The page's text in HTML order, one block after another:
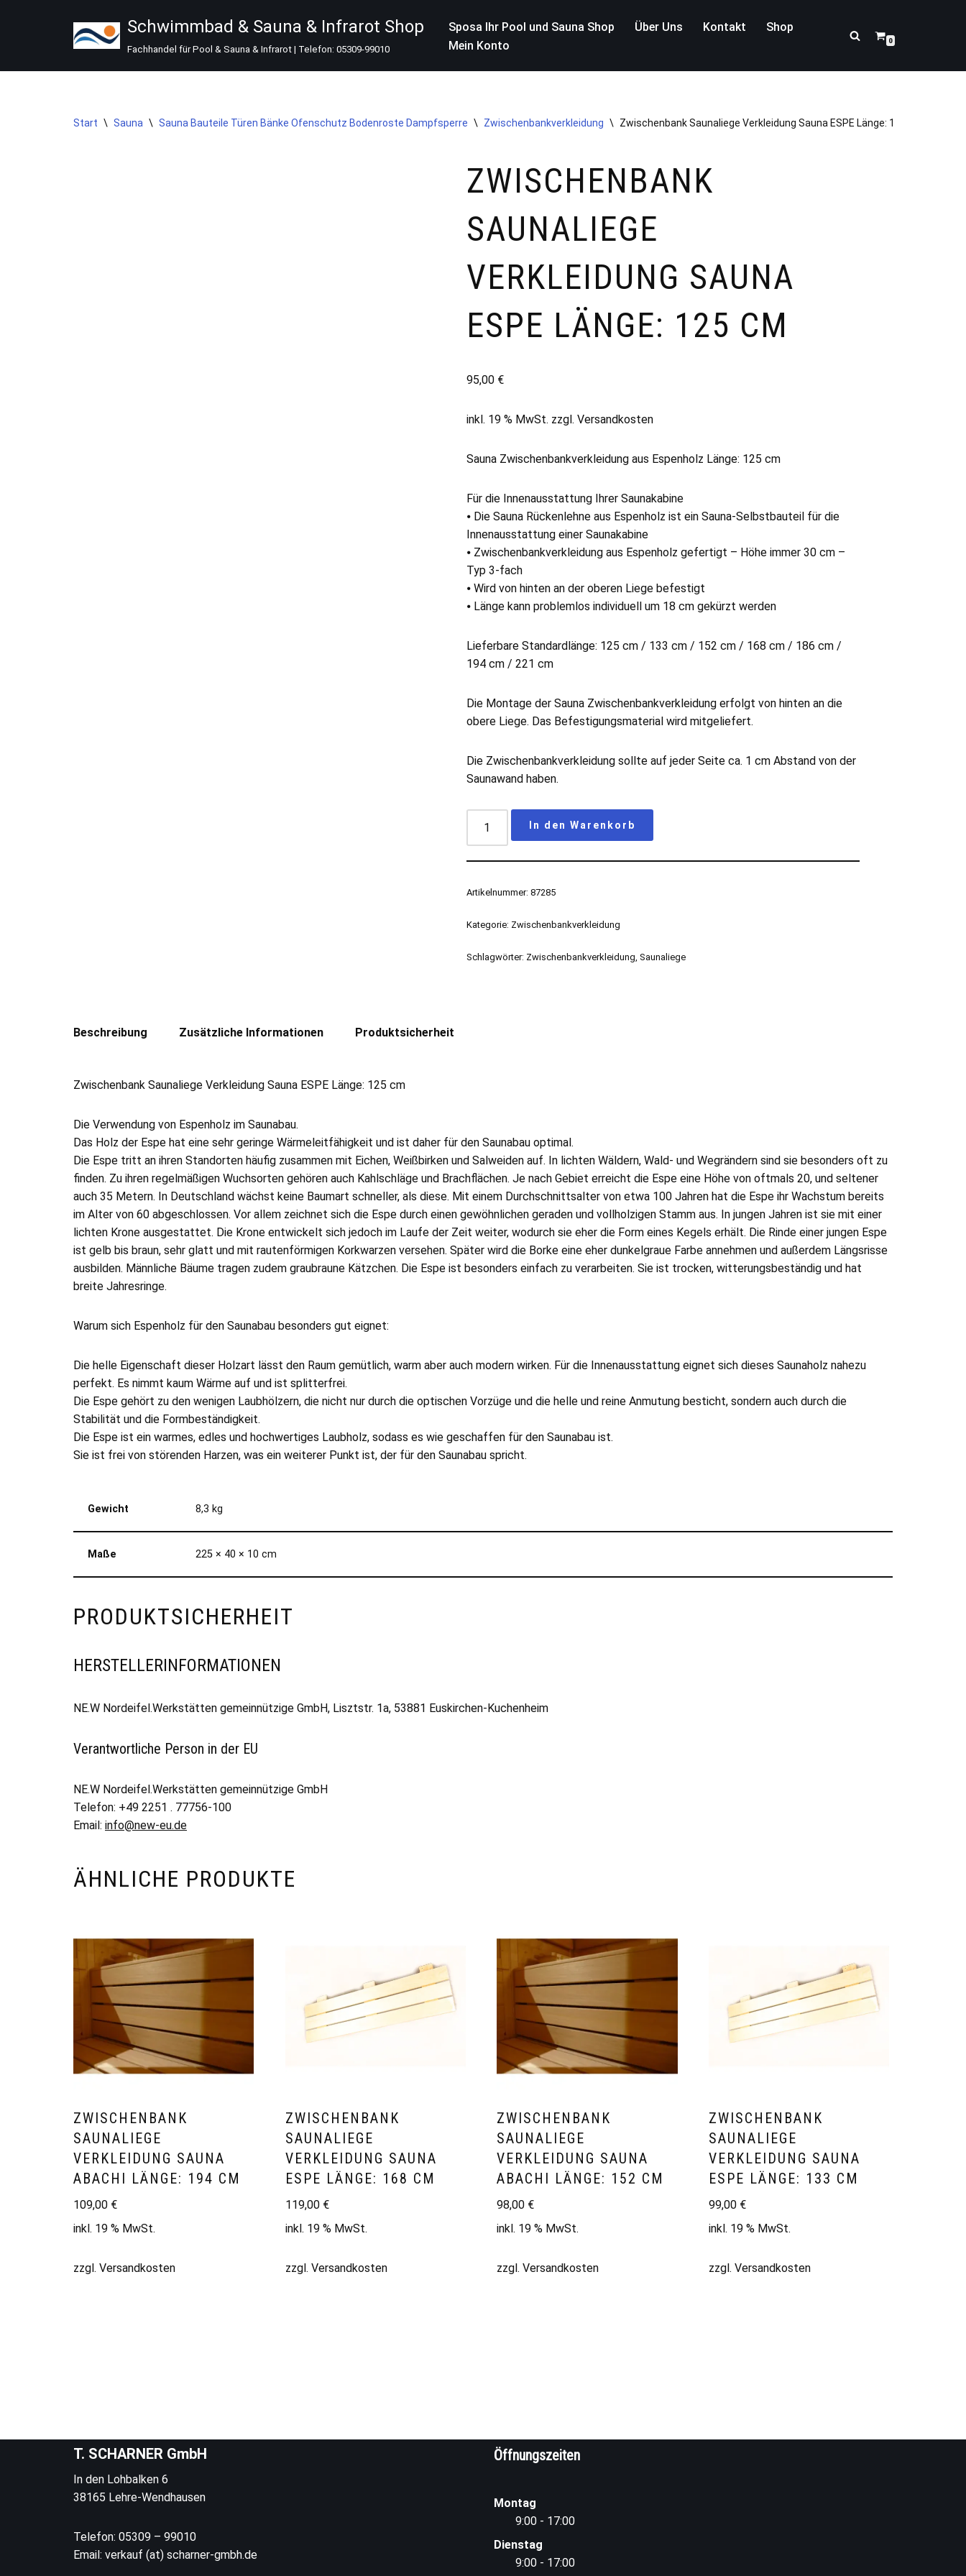
springen
Schwimmbad & Sauna & Infrarot Shop
Fachhandel für Pool & Sauna & Infrarot | Telefon: 05309-99010
Sposa Ihr Pool und Sauna Shop Über Uns Kontakt
Shop
Mein Konto
0
Start \ Sauna \ Sauna Bauteile Türen Bänke Ofenschutz Bodenroste Dampfsperre \ Zwischenbankverkleidung \ Zwischenbank Saunaliege Verkleidung Sauna ESPE Länge: 125 cm
ZWISCHENBANK
SAUNALIEGE
VERKLEIDUNG SAUNA
ESPE LÄNGE: 125 CM
95,00 €
inkl. 19 % MwSt. zzgl.Versandkosten
Sauna Zwischenbankverkleidung aus Espenholz Länge: 125 cm
Für die Innenausstattung Ihrer Saunakabine
⦁ Die Sauna Rückenlehne aus Espenholz ist ein Sauna-Selbstbauteil für die
Innenausstattung einer Saunakabine
⦁ Zwischenbankverkleidung aus Espenholz gefertigt – Höhe immer 30 cm –
Typ 3-fach
⦁ Wird von hinten an der oberen Liege befestigt
⦁ Länge kann problemlos individuell um 18 cm gekürzt werden
Lieferbare Standardlänge: 125 cm / 133 cm / 152 cm / 168 cm / 186 cm /
194 cm / 221 cm
Die Montage der Sauna Zwischenbankverkleidung erfolgt von hinten an die
obere Liege. Das Befestigungsmaterial wird mitgeliefert.
Die Zwischenbankverkleidung sollte auf jeder Seite ca. 1 cm Abstand von der
Saunawand haben.
In den Warenkorb
Artikelnummer:87285
Kategorie: Zwischenbankverkleidung
Schlagwörter: Zwischenbankverkleidung,Saunaliege
Beschreibung Zusätzliche Informationen Produktsicherheit
Zwischenbank Saunaliege Verkleidung Sauna ESPE Länge: 125 cm
Die Verwendung von Espenholz im Saunabau.
Das Holz der Espe hat eine sehr geringe Wärmeleitfähigkeit und ist daher für den Saunabau optimal.
Die Espe tritt an ihren Standorten häufig zusammen mit Eichen, Weißbirken und Salweiden auf. In lichten Wäldern, Wald- und Wegrändern sind sie besonders oft zu
finden. Zu ihren regelmäßigen Wuchsorten gehören auch Kahlschläge und Brachflächen. Je nach Gebiet erreicht die Espe eine Höhe von oftmals 20, und seltener
auch 35 Metern. In Deutschland wächst keine Baumart schneller, als diese. Mit einem Durchschnittsalter von etwa 100 Jahren hat die Espe ihr Wachstum bereits
im Alter von 60 abgeschlossen. Vor allem zeichnet sich die Espe durch einen gewöhnlichen geraden und vollholzigen Stamm aus. In jungen Jahren ist sie mit einer
lichten Krone ausgestattet. Die Krone entwickelt sich jedoch im Laufe der Zeit weiter, wodurch sie eher die Form eines Kegels erhält. Die Rinde einer jungen Espe
ist gelb bis braun, sehr glatt und mit rautenförmigen Korkwarzen versehen. Später wird die Borke eine eher dunkelgraue Farbe annehmen und außerdem Längsrisse
ausbilden. Männliche Bäume tragen zudem graubraune Kätzchen. Die Espe ist besonders einfach zu verarbeiten. Sie ist trocken, witterungsbeständig und hat
breite Jahresringe.
Warum sich Espenholz für den Saunabau besonders gut eignet:
Die helle Eigenschaft dieser Holzart lässt den Raum gemütlich, warm aber auch modern wirken. Für die Innenausstattung eignet sich dieses Saunaholz nahezu
perfekt. Es nimmt kaum Wärme auf und ist splitterfrei.
Die Espe gehört zu den wenigen Laubhölzern, die nicht nur durch die optischen Vorzüge und die helle und reine Anmutung besticht, sondern auch durch die
Stabilität und die Formbeständigkeit.
Die Espe ist ein warmes, edles und hochwertiges Laubholz, sodass es wie geschaffen für den Saunabau ist.
Sie ist frei von störenden Harzen, was ein weiterer Punkt ist, der für den Saunabau spricht.
Gewicht 8,3 kg
Maße 225 × 40 × 10 cm
PRODUKTSICHERHEIT
HERSTELLERINFORMATIONEN
NE.W Nordeifel.Werkstätten gemeinnützige GmbH, Lisztstr. 1a, 53881 Euskirchen-Kuchenheim
Verantwortliche Person in der EU
NE.W Nordeifel.Werkstätten gemeinnützige GmbH
Telefon: +49 2251 . 77756-100
Email: info@new-eu.de
ÄHNLICHE PRODUKTE
ZWISCHENBANK
SAUNALIEGE
VERKLEIDUNG SAUNA
ABACHI LÄNGE: 194 CM
109,00 €
inkl. 19 % MwSt.
zzgl. Versandkosten
ZWISCHENBANK
SAUNALIEGE
VERKLEIDUNG SAUNA
ESPE LÄNGE: 168 CM
119,00 €
inkl. 19 % MwSt.
zzgl. Versandkosten
ZWISCHENBANK
SAUNALIEGE
VERKLEIDUNG SAUNA
ABACHI LÄNGE: 152 CM
98,00 €
inkl. 19 % MwSt.
zzgl.Versandkosten
ZWISCHENBANK
SAUNALIEGE
VERKLEIDUNG SAUNA
ESPE LÄNGE: 133 CM
99,00 €
inkl. 19 % MwSt.
zzgl.Versandkosten
T. SCHARNER GmbH
In den Lohbalken 6
38165 Lehre-Wendhausen
Telefon: 05309 – 99010
Email: verkauf (at) scharner-gmbh.de
Öffnungszeiten
Montag
9:00 - 17:00
Dienstag
9:00 - 17:00